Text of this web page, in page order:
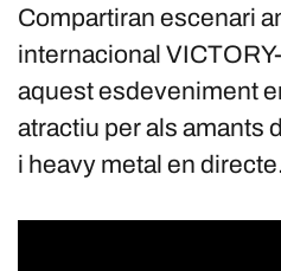
Compartiran escenari
internacional
aquest esdeveniment
atractiu per als amants
i heavy metal en